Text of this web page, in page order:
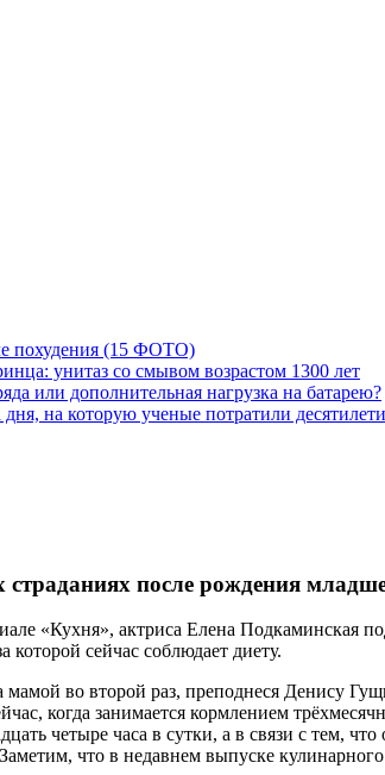
похудения (15 ФОТО)
унитаз со смывом возрастом 1300 лет
или дополнительная нагрузка на батарею?
на которую ученые потратили
после рождения
«Кухня», актриса Елена Подкаминская
которой сейчас соблюдает диету.
мамой во второй раз, преподнеся Денису
когда занимается кормлением
четыре часа в сутки, а в связи с тем,
что в недавнем выпуске